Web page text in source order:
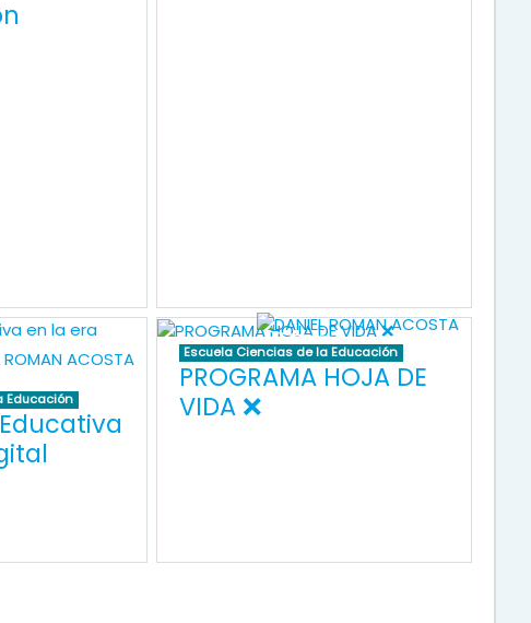
Educación
Escuela Ciencias de la Educación
PROGRAMA HOJA DE
VIDA ❌
página